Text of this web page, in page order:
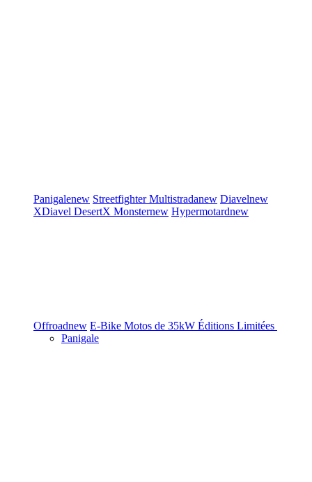
Panigalenew StreetfighterMultistradanew Diavelnew
XDiavel DesertX Monsternew Hypermotardnew
Offroadnew E-Bike Motos de 35kW Éditions Limitées
Panigale